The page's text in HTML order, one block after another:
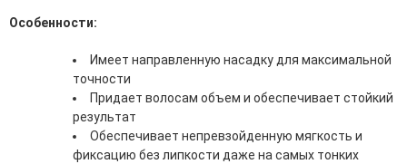
Средства для умывания
эссенции для лица
Уход для губ
Уход для кожи вокруг глаз
Флюиды для лица
Особенности:
Имеет направленную насадку для максимальной
точности
Придает волосам объем и обеспечивает стойкий
результат
Обеспечивает непревзойденную мягкость и
фиксацию без липкости даже на самых тонких